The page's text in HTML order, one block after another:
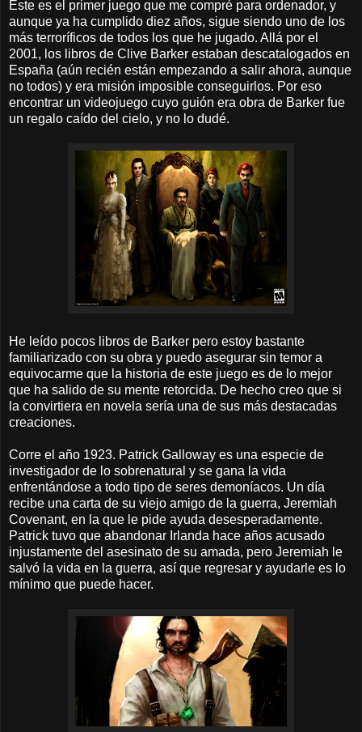
Este es el primer juego que me compré para ordenador, y
aunque ya ha cumplido diez años, sigue siendo uno de los
más terroríficos de todos los que he jugado. Allá por el
2001, los libros de Clive Barker estaban descatalogados en
España (aún recién están empezando a salir ahora, aunque
no todos) y era misión imposible conseguirlos. Por eso
encontrar un videojuego cuyo guión era obra de Barker fue
un regalo caído del cielo, y no lo dudé.
He leído pocos libros de Barker pero estoy bastante
familiarizado con su obra y puedo asegurar sin temor a
equivocarme que la historia de este juego es de lo mejor
que ha salido de su mente retorcida. De hecho creo que si
la convirtiera en novela sería una de sus más destacadas
creaciones.
Corre el año 1923. Patrick Galloway es una especie de
investigador de lo sobrenatural y se gana la vida
enfrentándose a todo tipo de seres demoníacos. Un día
recibe una carta de su viejo amigo de la guerra, Jeremiah
Covenant, en la que le pide ayuda desesperadamente.
Patrick tuvo que abandonar Irlanda hace años acusado
injustamente del asesinato de su amada, pero Jeremiah le
salvó la vida en la guerra, así que regresar y ayudarle es lo
mínimo que puede hacer.